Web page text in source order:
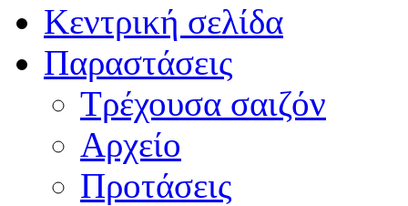
Κεντρική σελίδα
Παραστάσεις
Τρέχουσα σαιζόν
Αρχείο
Προτάσεις